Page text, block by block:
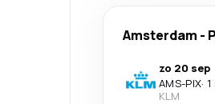
Amsterdam -
zo 20 sep
AMS-PIX·
KLM